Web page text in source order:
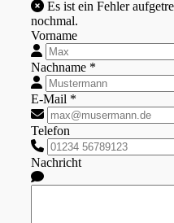
nochmal.
Vorname
Nachname *
E-Mail *
Telefon
Nachricht